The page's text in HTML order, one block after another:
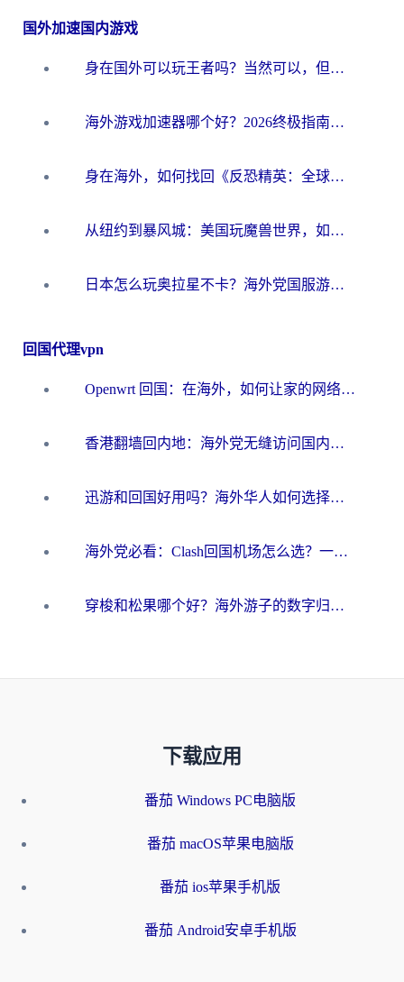
国外加速国内游戏
身在国外可以玩王者吗？当然可以，但你需要这份“加速”指南
海外游戏加速器哪个好？2026终极指南帮你畅玩国服+解决卡顿难题
身在海外，如何找回《反恐精英：全球攻势》国服的丝滑手感？一份给你的终极指南
从纽约到暴风城：美国玩魔兽世界，如何找到你的最佳网络航线
日本怎么玩奥拉星不卡？海外党国服游戏加速器选择全攻略
回国代理vpn
Openwrt 回国：在海外，如何让家的网络触手可及
香港翻墙回内地：海外党无缝访问国内资源的加速器选择全攻略
迅游和回国好用吗？海外华人如何选择靠谱的回国加速器
海外党必看：Clash回国机场怎么选？一篇搞定无缝访问国内资源的全攻略
穿梭和松果哪个好？海外游子的数字归乡路，到底该怎么选
下载应用
番茄 Windows PC电脑版
番茄 macOS苹果电脑版
番茄 ios苹果手机版
番茄 Android安卓手机版